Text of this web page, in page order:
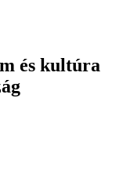
és kultúra